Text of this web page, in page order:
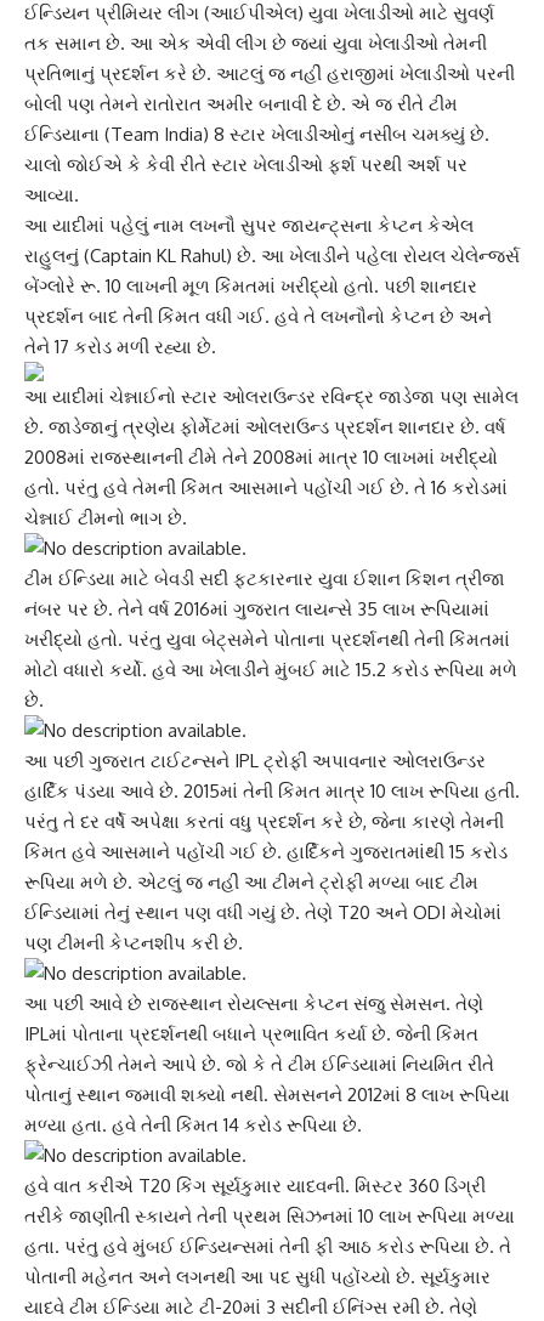
ઈન્ડિયન પ્રીમિયર લીગ (આઈપીએલ) યુવા ખેલાડીઓ માટે સુવર્ણ
તક સમાન છે. આ એક એવી લીગ છે જ્યાં યુવા ખેલાડીઓ તેમની
પ્રતિભાનું પ્રદર્શન કરે છે. આટલું જ નહીં હરાજીમાં ખેલાડીઓ પરની
બોલી પણ તેમને રાતોરાત અમીર બનાવી દે છે. એ જ રીતે ટીમ
ઈન્ડિયાના (Team India) 8 સ્ટાર ખેલાડીઓનું નસીબ ચમક્યું છે.
ચાલો જોઈએ કે કેવી રીતે સ્ટાર ખેલાડીઓ ફર્શ પરથી અર્શ પર
આવ્યા.
આ યાદીમાં પહેલું નામ લખનૌ સુપર જાયન્ટ્સના કેપ્ટન કેએલ
રાહુલનું (Captain KL Rahul) છે. આ ખેલાડીને પહેલા રોયલ ચેલેન્જર્સ
બેંગ્લોરે રૂ. 10 લાખની મૂળ કિંમતમાં ખરીદ્યો હતો. પછી શાનદાર
પ્રદર્શન બાદ તેની કિંમત વધી ગઈ. હવે તે લખનૌનો કેપ્ટન છે અને
તેને 17 કરોડ મળી રહ્યા છે.
આ યાદીમાં ચેન્નાઈનો સ્ટાર ઓલરાઉન્ડર રવિન્દ્ર જાડેજા પણ સામેલ
છે. જાડેજાનું ત્રણેય ફોર્મેટમાં ઓલરાઉન્ડ પ્રદર્શન શાનદાર છે. વર્ષ
2008માં રાજસ્થાનની ટીમે તેને 2008માં માત્ર 10 લાખમાં ખરીદ્યો
હતો. પરંતુ હવે તેમની કિંમત આસમાને પહોંચી ગઈ છે. તે 16 કરોડમાં
ચેન્નાઈ ટીમનો ભાગ છે.
ટીમ ઈન્ડિયા માટે બેવડી સદી ફટકારનાર યુવા ઈશાન કિશન ત્રીજા
નંબર પર છે. તેને વર્ષ 2016માં ગુજરાત લાયન્સે 35 લાખ રૂપિયામાં
ખરીદ્યો હતો. પરંતુ યુવા બેટ્સમેને પોતાના પ્રદર્શનથી તેની કિંમતમાં
મોટો વધારો કર્યો. હવે આ ખેલાડીને મુંબઈ માટે 15.2 કરોડ રૂપિયા મળે
છે.
આ પછી ગુજરાત ટાઈટન્સને IPL ટ્રોફી અપાવનાર ઓલરાઉન્ડર
હાર્દિક પંડયા આવે છે. 2015માં તેની કિંમત માત્ર 10 લાખ રૂપિયા હતી.
પરંતુ તે દર વર્ષે અપેક્ષા કરતાં વધુ પ્રદર્શન કરે છે, જેના કારણે તેમની
કિંમત હવે આસમાને પહોંચી ગઈ છે. હાર્દિકને ગુજરાતમાંથી 15 કરોડ
રૂપિયા મળે છે. એટલું જ નહીં આ ટીમને ટ્રોફી મળ્યા બાદ ટીમ
ઈન્ડિયામાં તેનું સ્થાન પણ વધી ગયું છે. તેણે T20 અને ODI મેચોમાં
પણ ટીમની કેપ્ટનશીપ કરી છે.
આ પછી આવે છે રાજસ્થાન રોયલ્સના કેપ્ટન સંજુ સેમસન. તેણે
IPLમાં પોતાના પ્રદર્શનથી બધાને પ્રભાવિત કર્યા છે. જેની કિંમત
ફ્રેન્ચાઈઝી તેમને આપે છે. જો કે તે ટીમ ઈન્ડિયામાં નિયમિત રીતે
પોતાનું સ્થાન જમાવી શક્યો નથી. સેમસનને 2012માં 8 લાખ રૂપિયા
મળ્યા હતા. હવે તેની કિંમત 14 કરોડ રૂપિયા છે.
હવે વાત કરીએ T20 કિંગ સૂર્યકુમાર યાદવની. મિસ્ટર 360 ડિગ્રી
તરીકે જાણીતી સ્કાયને તેની પ્રથમ સિઝનમાં 10 લાખ રૂપિયા મળ્યા
હતા. પરંતુ હવે મુંબઈ ઈન્ડિયન્સમાં તેની ફી આઠ કરોડ રૂપિયા છે. તે
પોતાની મહેનત અને લગનથી આ પદ સુધી પહોંચ્યો છે. સૂર્યકુમાર
યાદવે ટીમ ઈન્ડિયા માટે ટી-20માં 3 સદીની ઈનિંગ્સ રમી છે. તેણે